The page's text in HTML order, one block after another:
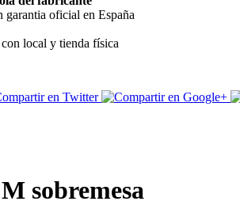
garantia oficial en España
local y tienda física
sobremesa